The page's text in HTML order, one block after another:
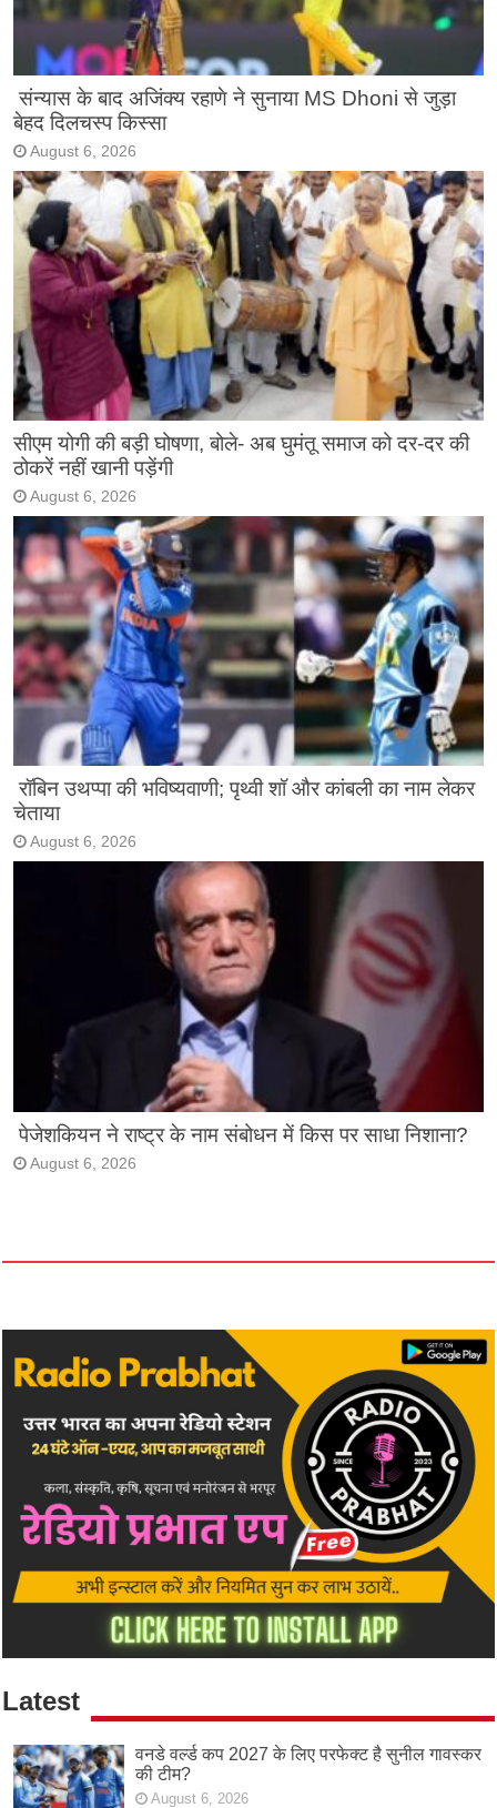
संन्यास के बाद अजिंक्‍य रहाणे ने सुनाया MS Dhoni से जुड़ा
बेहद दिलचस्प किस्सा
August 6, 2026
सीएम योगी की बड़ी घोषणा, बोले- अब घुमंतू समाज को दर-दर की
ठोकरें नहीं खानी पड़ेंगी
August 6, 2026
रॉबिन उथप्पा की भविष्यवाणी; पृथ्वी शॉ और कांबली का नाम लेकर
चेताया
August 6, 2026
पेजेशकियन ने राष्ट्र के नाम संबोधन में किस पर साधा निशाना?
August 6, 2026
Latest
वनडे वर्ल्ड कप 2027 के लिए परफेक्ट है सुनील गावस्कर
की टीम?
August 6, 2026